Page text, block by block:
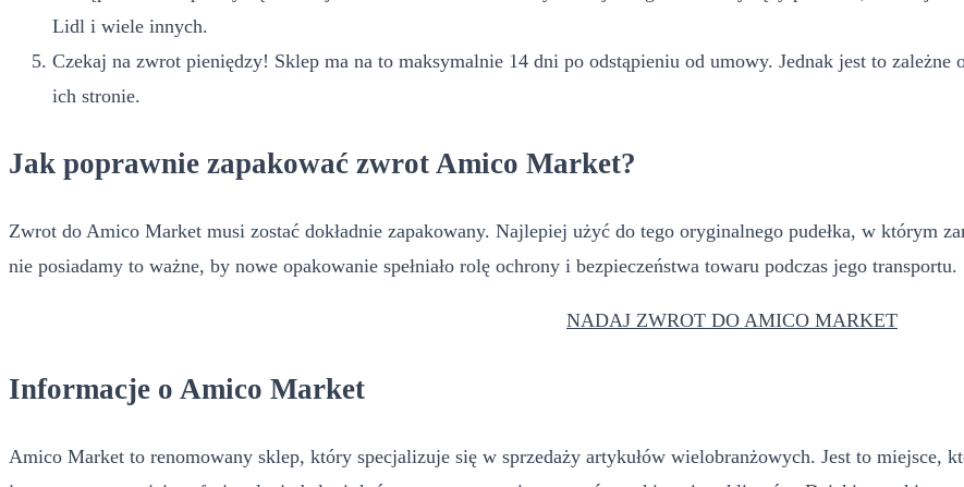
Lidl i wiele innych.
Czekaj na zwrot pieniędzy! Sklep ma na to maksymalnie 14 dni po odstąpieniu od umowy. Jednak jest to
ich stronie.
Jak poprawnie zapakować zwrot Amico Market?
Zwrot do Amico Market musi zostać dokładnie zapakowany. Najlepiej użyć do tego oryginalnego pudełka, w którym
nie posiadamy to ważne, by nowe opakowanie spełniało rolę ochrony i bezpieczeństwa towaru podczas jego transportu.
NADAJ ZWROT DO AMICO MARKET
Informacje o Amico Market
Amico Market to renomowany sklep, który specjalizuje się w sprzedaży artykułów wielobranżowych. Jest to miejsce,